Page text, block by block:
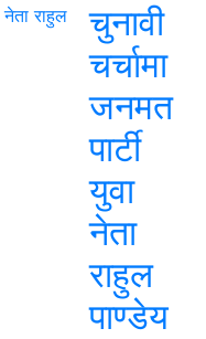
चुनावी
चर्चामा
जनमत
पार्टी
युवा
नेता
राहुल
पाण्डेय